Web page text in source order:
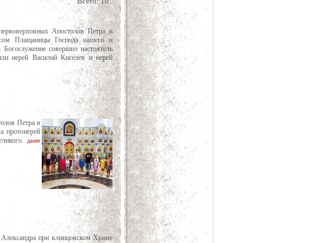
Апостолов Петра и
Плащаницы Господа нашего и
совершил настоятель
иерей Василий Киселев и иерей
Петра и
протоиерей
далее
при клинцовском Храме